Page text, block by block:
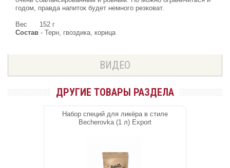
годом, правда напиток будет немного резковат.
Вес
152 г
Состав - Терн, гвоздика, корица
ВИДЕО
ДРУГИЕ ТОВАРЫ РАЗДЕЛА
Набор специй для ликёра в стиле
Becherovka (1 л) Export